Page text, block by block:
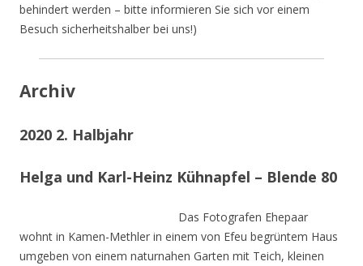
behindert werden – bitte informieren Sie sich vor einem
Besuch sicherheitshalber bei uns!)
Archiv
2020 2. Halbjahr
Helga und Karl-Heinz Kühnapfel – Blende 80
Das Fotografen Ehepaar
wohnt in Kamen-Methler in einem von Efeu begrüntem Haus
umgeben von einem naturnahen Garten mit Teich, kleinen